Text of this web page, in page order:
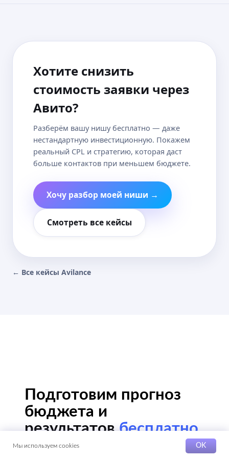
Мы используем cookies OK
Хотите снизить
стоимость заявки через
Авито?
Разберём вашу нишу бесплатно — даже
нестандартную инвестиционную. Покажем
реальный CPL и стратегию, которая даст
больше контактов при меньшем бюджете.
Хочу разбор моей ниши →
Смотреть все кейсы
← Все кейсы Avilance